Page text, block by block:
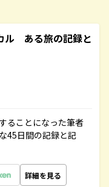
ル ある旅の記録と
ることになった筆者
45日間の記録と記
詳細を見る